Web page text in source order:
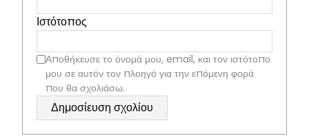
Ιστότοπος
Αποθήκευσε το όνομά μου, email, και τον ιστότοπο
μου σε αυτόν τον πλοηγό για την επόμενη φορά
που θα σχολιάσω.